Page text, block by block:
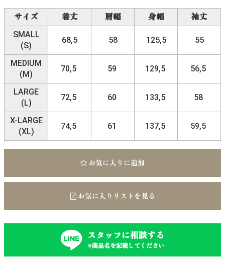
サイズ 着丈 肩幅 身幅
袖丈
SMALL
(S)
68,5 58 125,5 55
MEDIUM
(M)
70,5 59 129,5 56,5
LARGE
(L)
72,5 60 133,5 58
X-LARGE
(XL)
74,5 61 137,5 59,5
お気に入りに追加
お気に入りリストを見る
スタッフに相談する
※商品名を記載してください